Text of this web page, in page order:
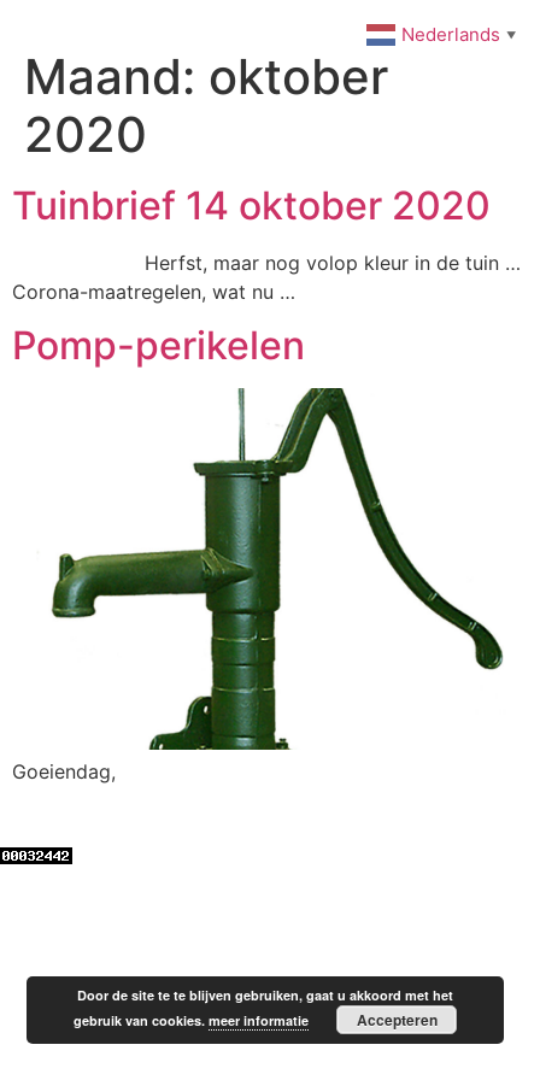
inhoudMaand: oktober
2020
Tuinbrief 14 oktober 2020
Herfst, maar nog volop kleur in de tuin …
Corona-maatregelen, wat nu …
Pomp-perikelen
Goeiendag,
Nederlands ▼
Door de site te te blijven gebruiken, gaat u akkoord met het
gebruik van cookies.meer informatie Accepteren